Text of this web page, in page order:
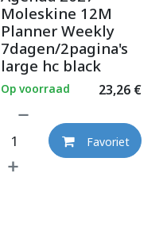
Moleskine 12M
Planner Weekly
7dagen/2pagina's
large hc black
23,26€
Op voorraad
Favoriet